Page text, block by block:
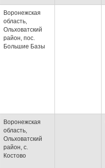
Воронежская
область,
Ольховатский
район, пос.
Большие Базы
Воронежская
область,
Ольховатский
район, с.
Костово